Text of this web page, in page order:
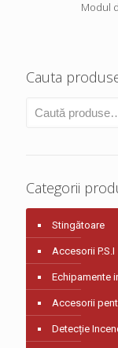
Modul
Cauta
Categorii
Stingătoare
Accesorii P.S.I
Echipamente
Accesorii
Detecție